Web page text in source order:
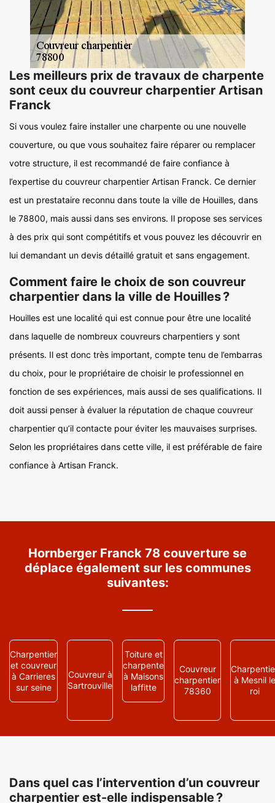
Les meilleurs prix de travaux de charpente
sont ceux du couvreur charpentier Artisan
Franck
Si vous voulez faire installer une charpente ou une nouvelle
couverture, ou que vous souhaitez faire réparer ou remplacer
votre structure, il est recommandé de faire confiance à
l’expertise du couvreur charpentier Artisan Franck. Ce dernier
est un prestataire reconnu dans toute la ville de Houilles, dans
le 78800, mais aussi dans ses environs. Il propose ses services
à des prix qui sont compétitifs et vous pouvez les découvrir en
lui demandant un devis détaillé gratuit et sans engagement.
Comment faire le choix de son couvreur
charpentier dans la ville de Houilles ?
Houilles est une localité qui est connue pour être une localité
dans laquelle de nombreux couvreurs charpentiers y sont
présents. Il est donc très important, compte tenu de l’embarras
du choix, pour le propriétaire de choisir le professionnel en
fonction de ses expériences, mais aussi de ses qualifications. Il
doit aussi penser à évaluer la réputation de chaque couvreur
charpentier qu’il contacte pour éviter les mauvaises surprises.
Selon les propriétaires dans cette ville, il est préférable de faire
confiance à Artisan Franck.
Hornberger Franck 78 couverture se
déplace également sur les communes
suivantes:
Charpentier
et couvreur
à Carrieres
sur seine
Couvreur à
Sartrouville
Toiture et
charpente
à Maisons
laffitte
Couvreur
charpentier
78360
à Mesnil le
roi
Dans quel cas l’intervention d’un couvreur
charpentier est-elle indispensable ?